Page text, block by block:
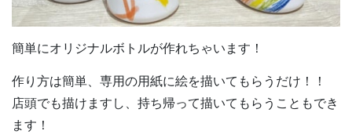
簡単にオリジナルボトルが作れちゃいます！
作り方は簡単、専用の用紙に絵を描いてもらうだけ！！
店頭でも描けますし、持ち帰って描いてもらうこともでき
ます！